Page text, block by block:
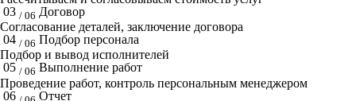
03 / 06 Договор
Согласование деталей, заключение договора
04 / 06 Подбор персонала
Подбор и вывод исполнителей
05 / 06 Выполнение работ
Проведение работ, контроль персональным менеджером
06
Отчет